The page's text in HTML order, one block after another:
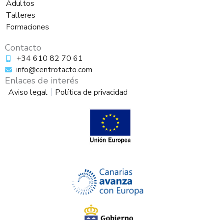
k a
m
Adultos
Talleres
Formaciones
Contacto
+34 610 82 70 61
info@centrotacto.com
Enlaces de interés
Aviso legal Política de privacidad